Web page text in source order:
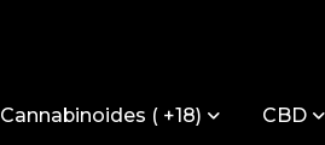
Cannabinoides ( +18) CBD